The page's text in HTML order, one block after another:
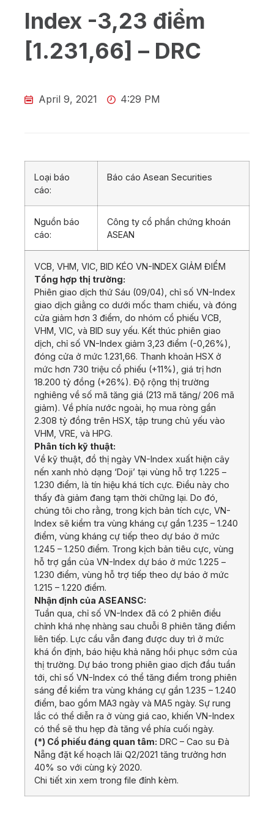
Index -3,23 điểm
[1.231,66] – DRC
April 9, 2021 4:29 PM
Loại báo
cáo:
Báo cáo Asean Securities
Nguồn báo
cáo:
Công ty cổ phần chứng khoán
ASEAN
VCB, VHM, VIC, BID KÉO VN-INDEX GIẢM ĐIỂM
Tổng hợp thị trường:
Phiên giao dịch thứ Sáu (09/04), chỉ số VN-Index
giao dịch giằng co dưới mốc tham chiếu, và đóng
cửa giảm hơn 3 điểm, do nhóm cổ phiếu VCB,
VHM, VIC, và BID suy yếu. Kết thúc phiên giao
dịch, chỉ số VN-Index giảm 3,23 điểm (-0,26%),
đóng cửa ở mức 1.231,66. Thanh khoản HSX ở
mức hơn 730 triệu cổ phiếu (+11%), giá trị hơn
18.200 tỷ đồng (+26%). Độ rộng thị trường
nghiêng về số mã tăng giá (213 mã tăng/ 206 mã
giảm). Về phía nước ngoài, họ mua ròng gần
2.308 tỷ đồng trên HSX, tập trung chủ yếu vào
VHM, VRE, và HPG.
Phân tích kỹ thuật:
Về kỹ thuật, đồ thị ngày VN-Index xuất hiện cây
nến xanh nhỏ dạng ‘Doji’ tại vùng hỗ trợ 1.225 –
1.230 điểm, là tín hiệu khá tích cực. Điều này cho
thấy đà giảm đang tạm thời chững lại. Do đó,
chúng tôi cho rằng, trong kịch bản tích cực, VN-
Index sẽ kiểm tra vùng kháng cự gần 1.235 – 1.240
điểm, vùng kháng cự tiếp theo dự báo ở mức
1.245 – 1.250 điểm. Trong kịch bản tiêu cực, vùng
hỗ trợ gần của VN-Index dự báo ở mức 1.225 –
1.230 điểm, vùng hỗ trợ tiếp theo dự báo ở mức
1.215 – 1.220 điểm.
Nhận định của ASEANSC:
Tuần qua, chỉ số VN-Index đã có 2 phiên điều
chỉnh khá nhẹ nhàng sau chuỗi 8 phiên tăng điểm
liên tiếp. Lực cầu vẫn đang được duy trì ở mức
khá ổn định, báo hiệu khả năng hồi phục sớm của
thị trường. Dự báo trong phiên giao dịch đầu tuần
tới, chỉ số VN-Index có thể tăng điểm trong phiên
sáng để kiểm tra vùng kháng cự gần 1.235 – 1.240
điểm, bao gồm MA3 ngày và MA5 ngày. Sự rung
lắc có thể diễn ra ở vùng giá cao, khiến VN-Index
có thể sẽ thu hẹp đà tăng về phía cuối ngày.
(*) Cổ phiếu đáng quan tâm: DRC – Cao su Đà
Nẵng đặt kế hoạch lãi Q2/2021 tăng trưởng hơn
40% so với cùng kỳ 2020.
Chi tiết xin xem trong file đính kèm.